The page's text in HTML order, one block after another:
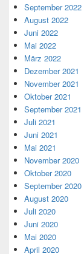
September 2022
August 2022
Juni 2022
Mai 2022
März 2022
Dezember 2021
November 2021
Oktober 2021
September 2021
Juli 2021
Juni 2021
Mai 2021
November 2020
Oktober 2020
September 2020
August 2020
Juli 2020
Juni 2020
Mai 2020
April 2020